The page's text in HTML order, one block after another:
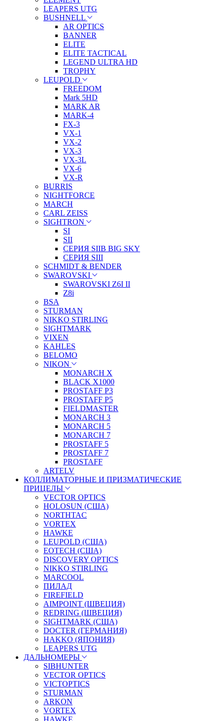
LEAPERS UTG
BUSHNELL
AR OPTICS
BANNER
ELITE
ELITE TACTICAL
LEGEND ULTRA HD
TROPHY
LEUPOLD
FREEDOM
Mark 5HD
MARK AR
MARK-4
FX-3
VX-1
VX-2
VX-3
VX-3L
VX-6
VX-R
BURRIS
NIGHTFORCE
MARCH
CARL ZEISS
SIGHTRON
SI
SII
СЕРИЯ SIIB BIG SKY
СЕРИЯ SIII
SCHMIDT & BENDER
SWAROVSKI
SWAROVSKI Z6I II
Z8i
BSA
STURMAN
NIKKO STIRLING
SIGHTMARK
VIXEN
KAHLES
BELOMO
NIKON
MONARCH X
BLACK X1000
PROSTAFF P3
PROSTAFF P5
FIELDMASTER
MONARCH 3
MONARCH 5
MONARCH 7
PROSTAFF 5
PROSTAFF 7
PROSTAFF
ARTELV
КОЛЛИМАТОРНЫЕ И ПРИЗМАТИЧЕСКИЕ
ПРИЦЕЛЫ
VECTOR OPTICS
HOLOSUN (США)
NORTHTAC
VORTEX
HAWKE
LEUPOLD (США)
EOTECH (США)
DISCOVERY OPTICS
NIKKO STIRLING
MARCOOL
ПИЛАД
FIREFIELD
AIMPOINT (ШВЕЦИЯ)
REDRING (ШВЕЦИЯ)
SIGHTMARK (США)
DOCTER (ГЕРМАНИЯ)
HAKKO (ЯПОНИЯ)
LEAPERS UTG
ДАЛЬНОМЕРЫ
SIBHUNTER
VECTOR OPTICS
VICTOPTICS
STURMAN
ARKON
VORTEX
HAWKE